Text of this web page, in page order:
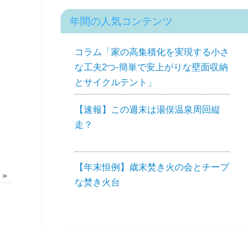
»
年間の人気コンテンツ
コラム「家の高集積化を実現する小さ
な工夫2つ-簡単で安上がりな壁面収納
とサイクルテント」
【速報】この週末は湯俣温泉周回縦
走？
【年末恒例】歳末焚き火の会とチープ
な焚き火台